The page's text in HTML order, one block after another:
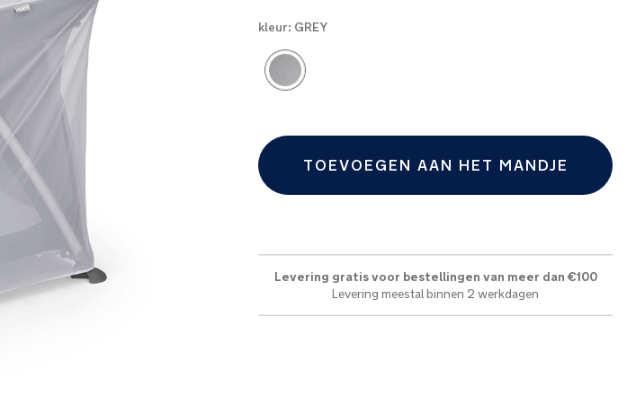
kleur: GREY
Product Fashions
TOEVOEGEN AAN HET MANDJE
Levering gratis voor bestellingen van meer dan €100
Levering meestal binnen 2 werkdagen